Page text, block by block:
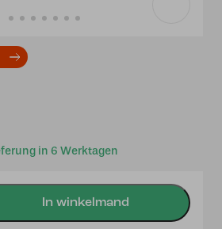
in 6 Werktagen